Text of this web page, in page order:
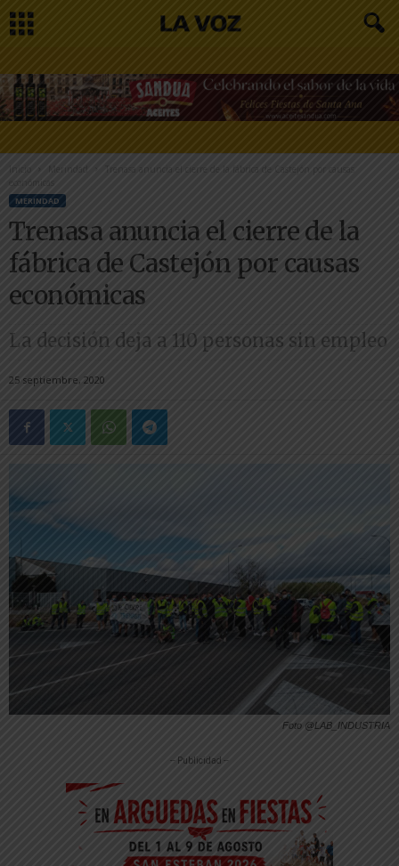
Inicio
Trenasa anuncia el cierre de la fábrica de Castejón por causas
económicas
MERINDAD
Trenasa anuncia el cierre de la
fábrica de Castejón por causas
económicas
La decisión deja a 110 personas sin empleo
25 septiembre, 2020
Foto @LAB_INDUSTRIA
-- Publicidad --